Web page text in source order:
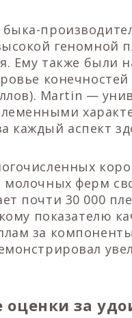
геномной
Ему также были
конечностей
Martin —
каждый аспект
ферм
почти 30 000
показателю
за
оценки за